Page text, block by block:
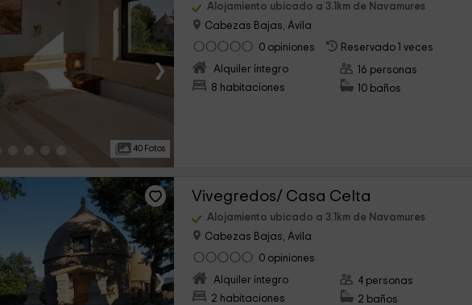
›
40 Fotos
Alojamiento ubicado a 3.1km de Navamures
Cabezas Bajas, Ávila
0 opiniones
Reservado 1 veces
Alquiler íntegro
8 habitaciones
16 personas
10 baños
›
Vivegredos/ Casa Celta
Alojamiento ubicado a 3.1km de Navamures
Cabezas Bajas, Ávila
0 opiniones
Alquiler íntegro
2 habitaciones
4 personas
2 baños